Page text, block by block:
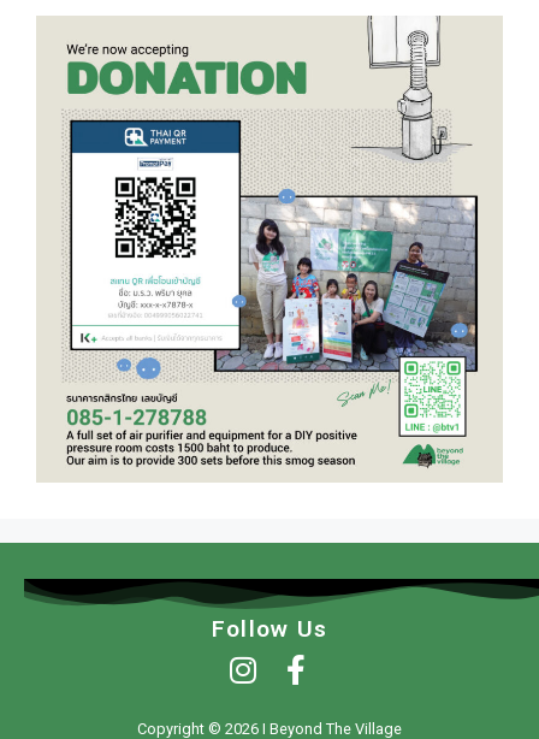
Follow Us
Copyright © 2026 I Beyond The Village